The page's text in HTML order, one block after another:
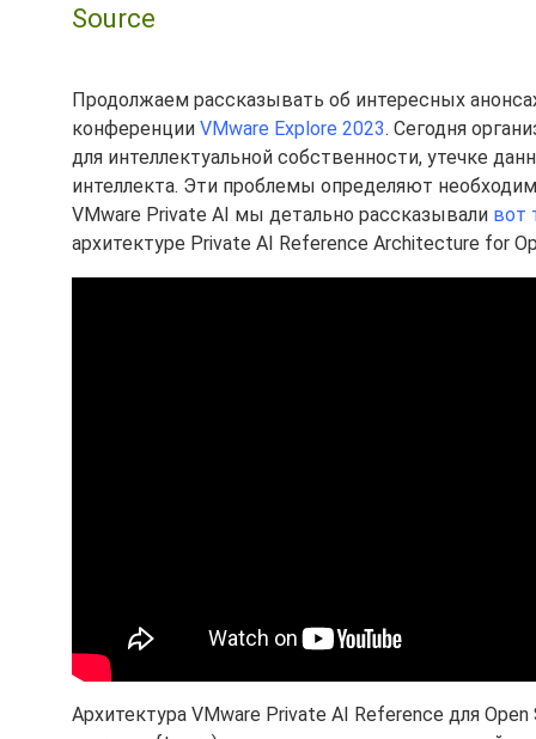
Source
Продолжаем рассказывать об интересных
конференции VMware Explore 2023. Сегодня
для интеллектуальной собственности, утечке
интеллекта. Эти проблемы определяют
VMware Private AI мы детально рассказывали вот
архитектуре Private AI Reference Architecture for
Архитектура VMware Private AI Reference для